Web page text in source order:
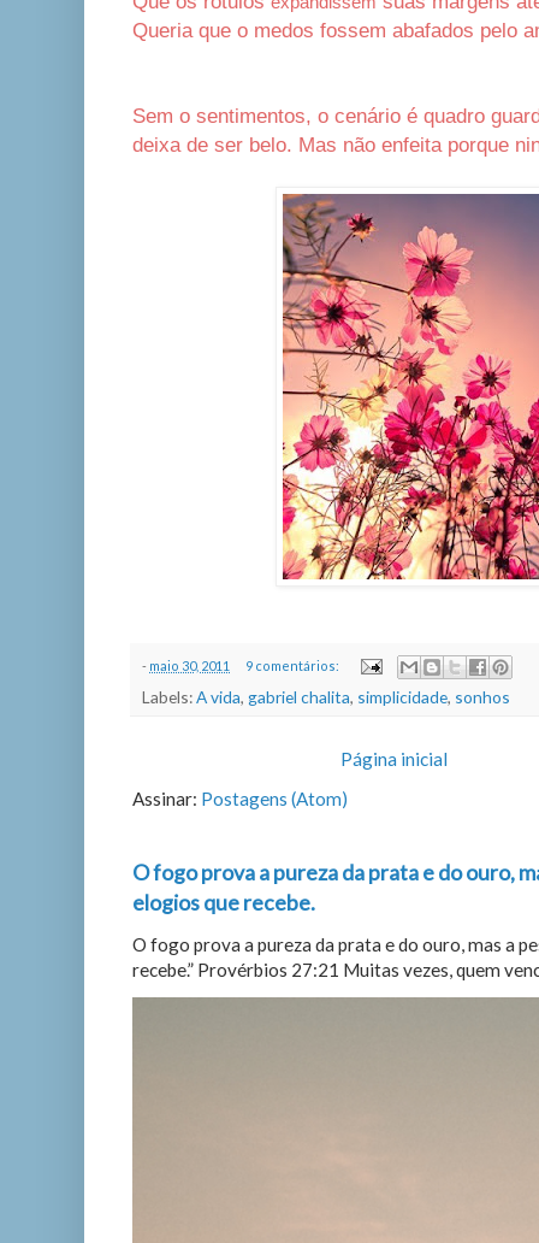
Queria que o medos fossem abafados pelo
Sem o sentimentos, o cenário é quadro
deixa de ser belo. Mas não enfeita porque
- maio 30, 2011 9 comentários:
Labels:A vida, gabriel chalita, simplicidade, sonhos
Página inicial
Assinar: Postagens (Atom)
O fogo prova a pureza da prata e do ouro,
elogios que recebe.
O fogo prova a pureza da prata e do ouro, mas a
recebe.” Provérbios 27:21 Muitas vezes, quem